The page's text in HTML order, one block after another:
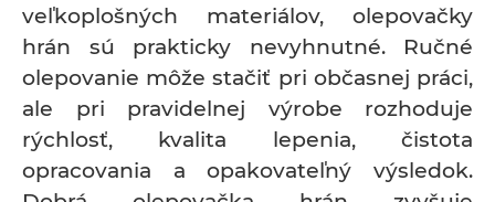
veľkoplošných materiálov, olepovačky
hrán sú prakticky nevyhnutné. Ručné
olepovanie môže stačiť pri občasnej práci,
ale pri pravidelnej výrobe rozhoduje
rýchlosť, kvalita lepenia, čistota
opracovania a opakovateľný výsledok.